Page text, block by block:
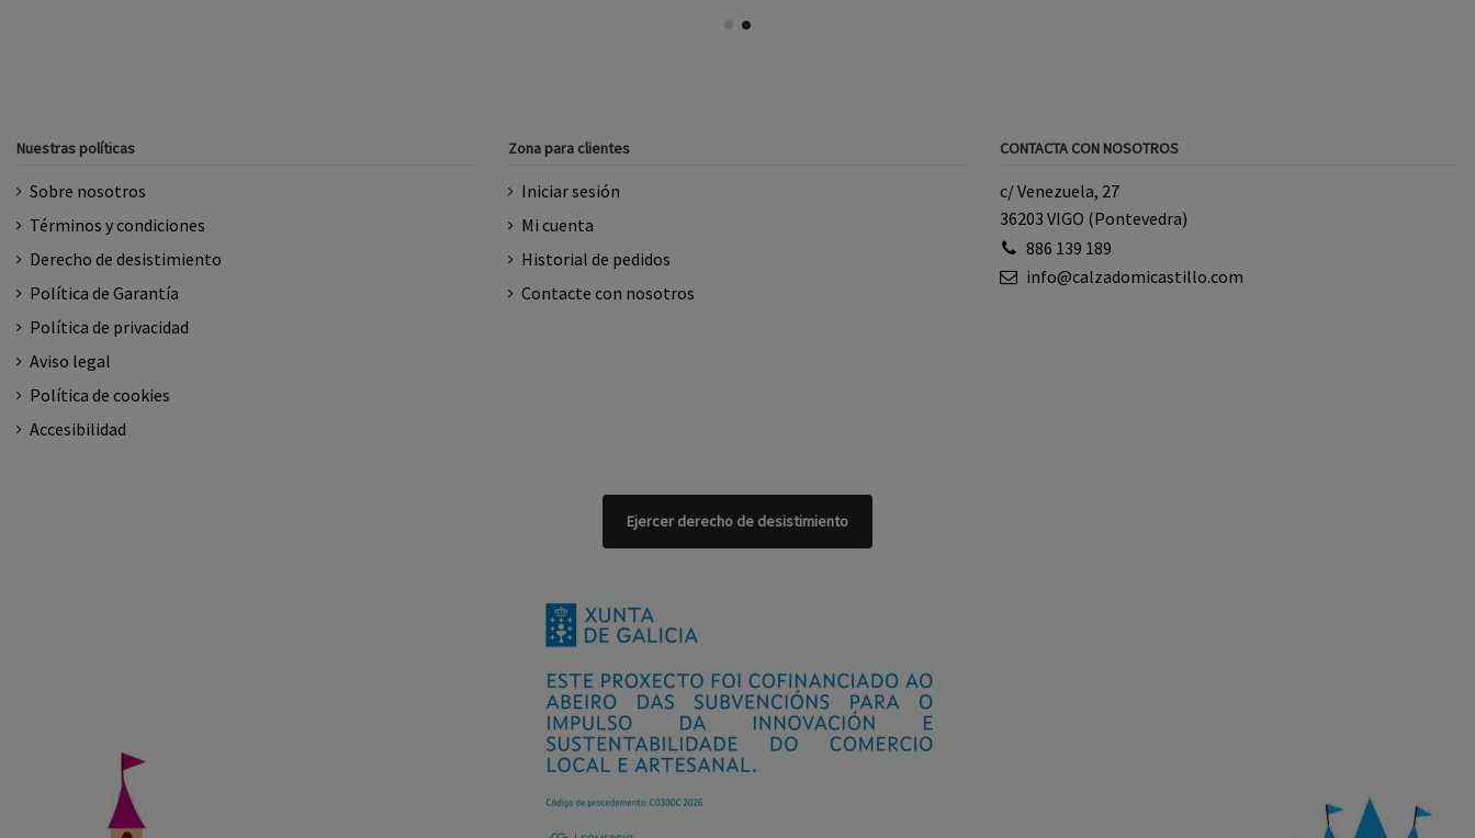
Nuestras políticas
Sobre nosotros
Términos y condiciones
Derecho de desistimiento
Política de Garantía
Política de privacidad
Aviso legal
Política de cookies
Accesibilidad
Zona para clientes
Iniciar sesión
Mi cuenta
Historial de pedidos
Contacte con nosotros
CONTACTA CON NOSOTROS
c/ Venezuela, 27
36203 VIGO (Pontevedra)
886 139 189
info@calzadomicastillo.com
Ejercer derecho de desistimiento